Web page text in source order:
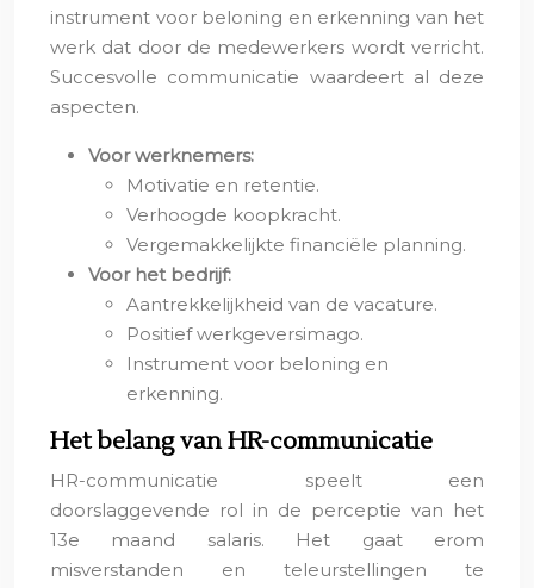
instrument voor beloning en erkenning van het
werk dat door de medewerkers wordt verricht.
Succesvolle communicatie waardeert al deze
aspecten.
Voor werknemers:
Motivatie en retentie.
Verhoogde koopkracht.
Vergemakkelijkte financiële planning.
Voor het bedrijf:
Aantrekkelijkheid van de vacature.
Positief werkgeversimago.
Instrument voor beloning en
erkenning.
Het belang van HR-communicatie
HR-communicatie speelt een
doorslaggevende rol in de perceptie van het
13e maand salaris. Het gaat erom
misverstanden en teleurstellingen te